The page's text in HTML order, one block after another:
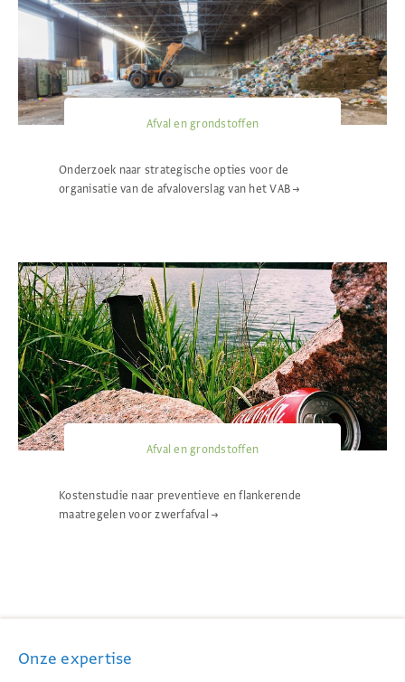
Afval en grondstoffen
Onderzoek naar strategische opties voor de
organisatie van de afvaloverslag van het VAB →
Afval en grondstoffen
Kostenstudie naar preventieve en flankerende
maatregelen voor zwerfafval →
Onze expertise